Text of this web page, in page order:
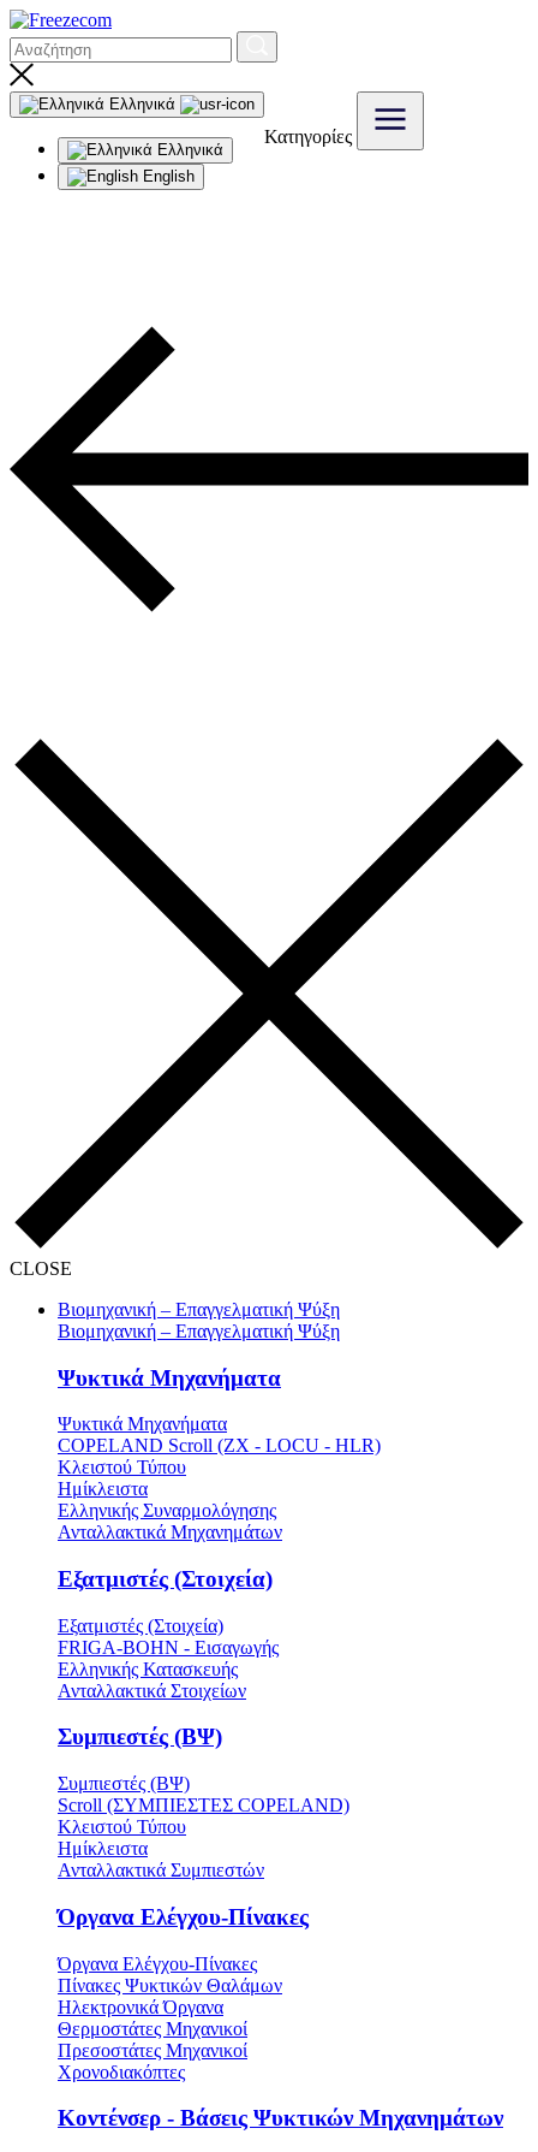
Ελληνικά
Ελληνικά
English
Κατηγορίες
CLOSE
Βιομηχανική – Επαγγελματική Ψύξη
Βιομηχανική – Επαγγελματική Ψύξη
Ψυκτικά Μηχανήματα
Ψυκτικά Μηχανήματα
COPELAND Scroll (ZX - LOCU - HLR)
Κλειστού Τύπου
Ημίκλειστα
Ελληνικής Συναρμολόγησης
Ανταλλακτικά Μηχανημάτων
Εξατμιστές (Στοιχεία)
Εξατμιστές (Στοιχεία)
FRIGA-BOHN - Εισαγωγής
Ελληνικής Κατασκευής
Ανταλλακτικά Στοιχείων
Συμπιεστές (ΒΨ)
Συμπιεστές (ΒΨ)
Scroll (ΣΥΜΠΙΕΣΤΕΣ COPELAND)
Κλειστού Τύπου
Ημίκλειστα
Ανταλλακτικά Συμπιεστών
Όργανα Ελέγχου-Πίνακες
Όργανα Ελέγχου-Πίνακες
Πίνακες Ψυκτικών Θαλάμων
Ηλεκτρονικά Όργανα
Θερμοστάτες Μηχανικοί
Πρεσοστάτες Μηχανικοί
Χρονοδιακόπτες
Κοντένσερ - Βάσεις Ψυκτικών Μηχανημάτων